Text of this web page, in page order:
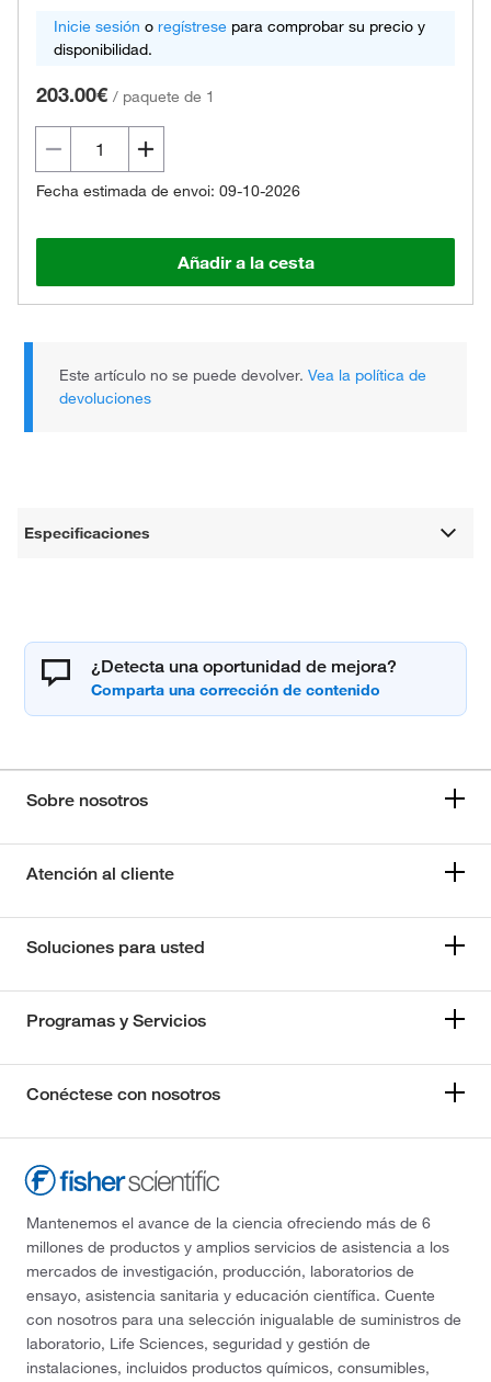
Inicie sesión o regístrese para comprobar su precio y
disponibilidad.
203.00€ / paquete de 1
Fecha estimada de envoi: 09-10-2026
Añadir a la cesta
Este artículo no se puede devolver.Vea la política de
devoluciones
Especificaciones
¿Detecta una oportunidad de mejora?
Sobre nosotros
Atención al cliente
Soluciones para usted
Programas y Servicios
Conéctese con nosotros
Mantenemos el avance de la ciencia ofreciendo más de 6
millones de productos y amplios servicios de asistencia a los
mercados de investigación, producción, laboratorios de
ensayo, asistencia sanitaria y educación científica. Cuente
con nosotros para una selección inigualable de suministros de
laboratorio, Life Sciences, seguridad y gestión de
instalaciones, incluidos productos químicos, consumibles,